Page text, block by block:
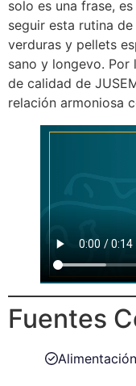
solo es una frase,
seguir esta rutina
verduras y pellets
sano y longevo.
de calidad de
relación armoniosa
Fuentes